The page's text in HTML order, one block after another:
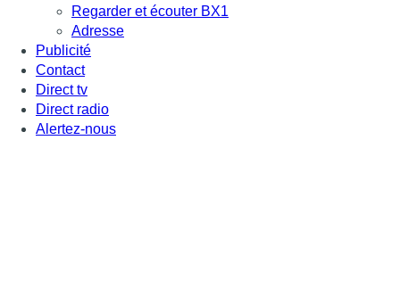
Regarder et écouter BX1
Adresse
Publicité
Contact
Direct tv
Direct radio
Alertez-nous